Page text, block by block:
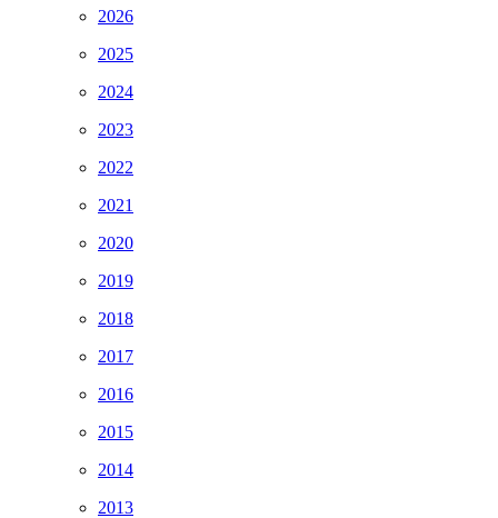
2026
2025
2024
2023
2022
2021
2020
2019
2018
2017
2016
2015
2014
2013